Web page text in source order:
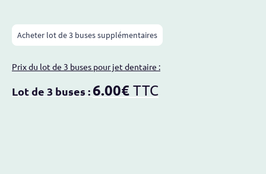
Acheter lot de 3 buses supplémentaires
Prix du lot de 3 buses pour jet dentaire :
Lot de 3 buses : 6.00€ TTC